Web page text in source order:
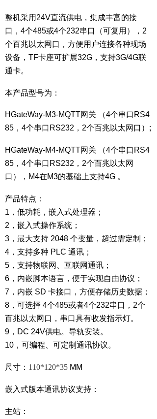
整机采用24V直流供电，集成丰富的接
口，4个485或4个232串口（可复用），2
个百兆以太网口，方便用户连接各种现场
设备，TF卡座可扩展32G，支持3G/4G联
通卡。
本产品型号为：
HGateWay-M3-MQTT网关 （4个串口RS4
85，4个串口RS232，2个百兆以太网口）;
HGateWay-M4-MQTT网关 （4个串口RS4
85，4个串口RS232，2个百兆以太网
口），M4在M3的基础上支持4G 。
产品特点：
1，低功耗，嵌入式处理器；
2，嵌入式操作系统；
3，最大支持 2048 个变量，超过需定制；
4，支持多种 PLC 通讯；
5，支持物联网、互联网通讯；
6，内嵌脚本语言，便于实现自由协议；
7，内嵌 SD 卡接口，方便存储历史数据；
8，可选择 4个485或者4个232串口，2个
百兆以太网口，串口具有收发指示灯。
9，DC 24V供电。导轨安装。
10，可编程、可定制通讯协议。
尺寸： 110*120*35 MM
嵌入式版本通讯协议支持：
主站：